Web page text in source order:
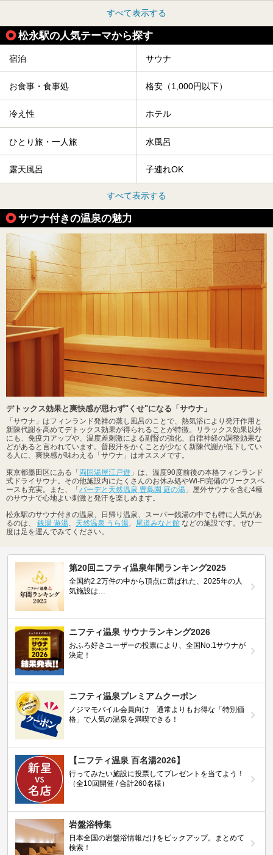
すべて表示する
松永駅の人気テーマから探す
宿泊 サウナ
お食事・食事処 格安（1,000円以下）
冷え性 ホテル
ひとり旅・一人旅 水風呂
露天風呂 子連れOK
すべて表示する
サウナ付きの温泉の魅力
デトックス効果と爽快感が思わず"くせ"になる「サウナ」
「サウナ」はフィンランド発祥の蒸し風呂のことで、熱気浴により発汗作用と
新陳代謝を高めてデトックス効果が得られることが特徴。リラックス効果以外
にも、免疫力アップや、温度差刺激による副腎の強化、自律神経の調整効果な
どがあると言われています。普段汗をかくことが少なく新陳代謝が低下してい
る人に、爽快感が味わえる「サウナ」はオススメです。
東京都墨田区にある「 両国湯屋江戸遊 」は、温度90度前後の本格フィンランド
式ドライサウナ。その他施設内にたくさんのお休み処やWi-Fi完備のワークスペ
ースも充実。また、「 バーデと天然温泉 豊島園 庭の湯 」屋外サウナを含む4種
のサウナで心地よい刺激と発汗を楽しめます。
松永駅のサウナ付きの温泉、日帰り温泉、スーパー銭湯の中でも特に人気があ
るのは、 銭湯 遊湯、 天然温泉 うら湯、 尾道みなと館 などの施設です。ぜひ一
度は足を運んでみてください。
第20回ニフティ温泉年間ランキング2025
全国約2.2万件の中から頂点に選ばれた、2025年の人
気施設は…
ニフティ温泉 サウナランキング2026
おふろ好きユーザーの投票により、全国No.1サウナが
決定！
ニフティ温泉プレミアムクーポン
ノジマモバイル会員向け 通常よりもお得な「特別価
格」で人気の温泉を満喫できる！
【ニフティ温泉 百名湯2026】
行ってみたい施設に投票してプレゼントを当てよう！
（全10回開催 / 合計260名様）
岩盤浴特集
日本全国の岩盤浴情報だけをピックアップ。まとめて
検索！